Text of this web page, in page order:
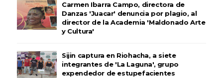
Carmen Ibarra Campo, directora de
Danzas 'Juacar' denuncia por plagio, al
director de la Academia 'Maldonado Arte
y Cultura'
Sijin captura en Riohacha, a siete
integrantes de 'La Laguna', grupo
expendedor de estupefacientes